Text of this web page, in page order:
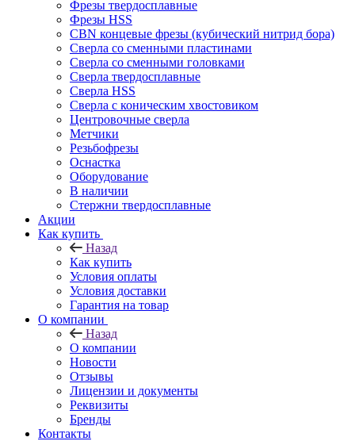
Фрезы твердосплавные
Фрезы HSS
CBN концевые фрезы (кубический нитрид бора)
Сверла со сменными пластинами
Сверла со сменными головками
Сверла твердосплавные
Сверла HSS
Сверла с коническим хвостовиком
Центровочные сверла
Метчики
Резьбофрезы
Оснастка
Оборудование
В наличии
Стержни твердосплавные
Акции
Как купить
Назад
Как купить
Условия оплаты
Условия доставки
Гарантия на товар
О компании
Назад
О компании
Новости
Отзывы
Лицензии и документы
Реквизиты
Бренды
Контакты